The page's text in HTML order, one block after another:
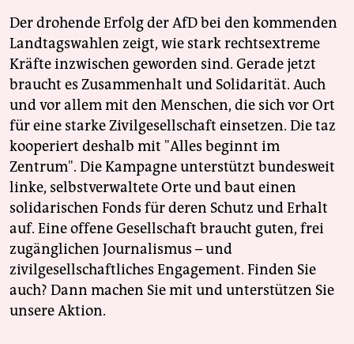
Der drohende Erfolg der AfD bei den kommenden
Landtagswahlen zeigt, wie stark rechtsextreme
Kräfte inzwischen geworden sind. Gerade jetzt
braucht es Zusammenhalt und Solidarität. Auch
und vor allem mit den Menschen, die sich vor Ort
für eine starke Zivilgesellschaft einsetzen. Die taz
kooperiert deshalb mit "Alles beginnt im
Zentrum". Die Kampagne unterstützt bundesweit
linke, selbstverwaltete Orte und baut einen
solidarischen Fonds für deren Schutz und Erhalt
auf. Eine offene Gesellschaft braucht guten, frei
zugänglichen Journalismus – und
zivilgesellschaftliches Engagement. Finden Sie
auch? Dann machen Sie mit und unterstützen Sie
unsere Aktion.